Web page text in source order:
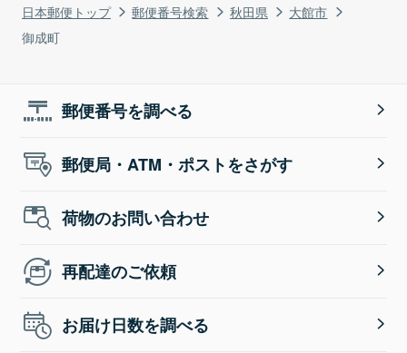
日本郵便トップ 郵便番号検索 秋田県
大館市
御成町
郵便番号を調べる
郵便局・ATM・ポストをさがす
荷物のお問い合わせ
再配達のご依頼
お届け日数を調べる